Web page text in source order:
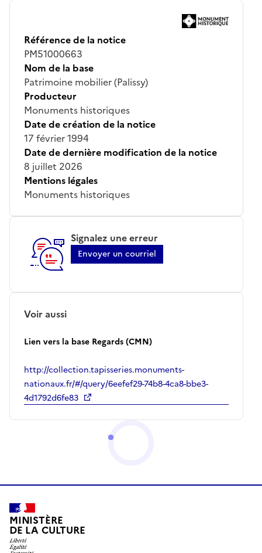
Référence de la notice
PM51000663
Nom de la base
Patrimoine mobilier (Palissy)
Producteur
Monuments historiques
Date de création de la notice
17 février 1994
Date de dernière modification de la notice
8 juillet 2026
Mentions légales
Monuments historiques
Signalez une erreur
Envoyer un courriel
Voir aussi
Lien vers la base Regards (CMN)
http://collection.tapisseries.monuments-
nationaux.fr/#/query/6eefef29-74b8-4ca8-bbe3-
4d1792d6fe83
MINISTÈRE
DE LA CULTURE